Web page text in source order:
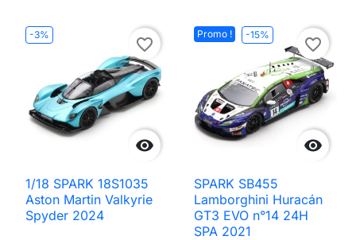
-3%

favorite_border
1/18 SPARK 18S1035
Aston Martin Valkyrie
Spyder 2024
Promo ! -15%

favorite_border
SPARK SB455
Lamborghini Huracán
GT3 EVO n°14 24H
SPA 2021